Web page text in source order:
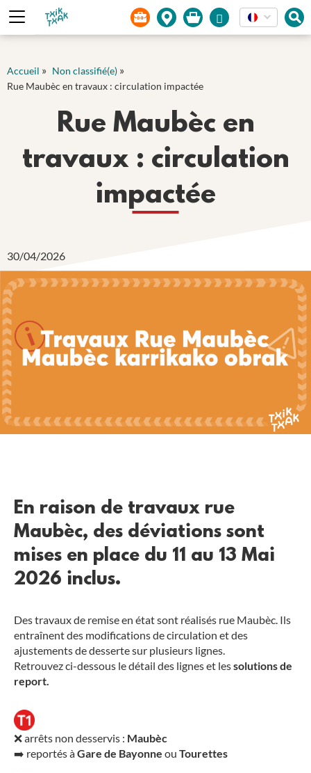
Panneau de gestion des cookies
Accueil » Non classifié(e) »
Rue Maubèc en travaux : circulation impactée
Rue Maubèc en
travaux : circulation
impactée
30/04/2026
En raison de travaux rue
Maubèc, des déviations sont
mises en place du 11 au 13 Mai
2026 inclus.
Des travaux de remise en état sont réalisés rue Maubèc. Ils
entraînent des modifications de circulation et des
ajustements de desserte sur plusieurs lignes.
Retrouvez ci-dessous le détail des lignes et lessolutions de
report.
❌ arrêts non desservis : Maubèc
➡️ reportés àGare de Bayonne ou Tourettes